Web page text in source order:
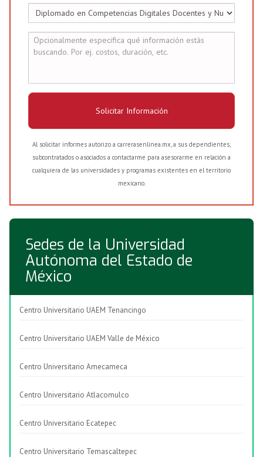
Solicitar Información
Al solicitar informes autorizo a carrerasenlinea.mx, a sus dependientes,
subcontratados o asociados a contactarme para asesorarme en relación a
cualquiera de las universidades y programas existentes en el territorio
mexicano.
Sedes de la Universidad
Autónoma del Estado de
México
Centro Universitario UAEM Tenancingo
Centro Universitario UAEM Valle de México
Centro Universitario Amecameca
Centro Universitario Atlacomulco
Centro Universitario Ecatepec
Centro Universitario Temascaltepec